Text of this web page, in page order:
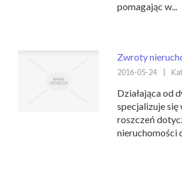
pomagając w...
Zwroty
2016-05-24
Działająca od
specjalizuje
roszczeń
nieruchomości